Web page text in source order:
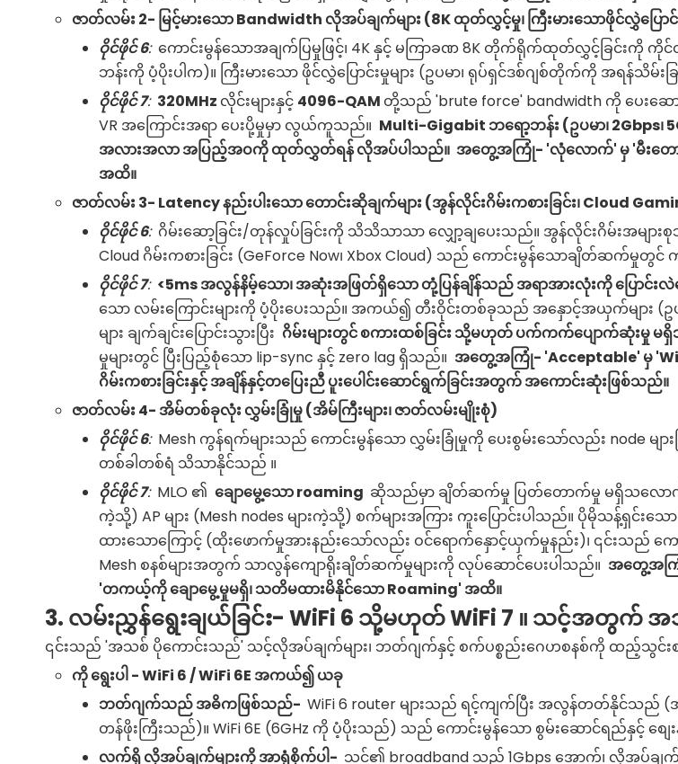
ဇာတ်လမ်း 2- မြင့်မားသော Bandwidth လိုအပ်ချက်များ (8K ထုတ်လွှင့်မှု၊ ကြီးမားသောဖိုင်လွှဲပြောင်း
ဝိုင်ဖိုင်6: ကောင်းမွန်သောအချက်ပြမှုဖြင့်၊ 4K နှင့် မကြာခဏ 8K တိုက်ရိုက်ထုတ်လွှင့်ခြင်းကို
ဘန်းကို ပံ့ပိုးပါက)။ ကြီးမားသော ဖိုင်လွှဲပြောင်းမှုများ (ဥပမာ၊ ရုပ်ရှင်ဒစ်ဂျစ်တိုက်ကို အရန်သိမ်
ဝိုင်ဖိုင်7: 320MHz လိုင်းများနှင့် 4096-QAM တို့သည် 'brute force' bandwidth ကို ပေးဆ
VR အကြောင်းအရာ ပေးပို့မှုမှာ လွယ်ကူသည်။ Multi-Gigabit ဘရော့ဘန်း (ဥပမာ၊ 2Gbps၊
အလားအလာ အပြည့်အဝကို ထုတ်လွှတ်ရန် လိုအပ်ပါသည်။ အတွေ့အကြုံ- 'လုံလောက်' မှ 'မီးတေ
အထိ။
ဇာတ်လမ်း 3- Latency နည်းပါးသော တောင်းဆိုချက်များ (အွန်လိုင်းဂိမ်းကစားခြင်း၊ Cloud
ဝိုင်ဖိုင်6: ဂိမ်းဆော့ခြင်း/တုန်လှုပ်ခြင်းကို သိသိသာသာ လျှော့ချပေးသည်။ အွန်လိုင်းဂိမ်းအမျ
Cloud ဂိမ်းကစားခြင်း (GeForce Now၊ Xbox Cloud) သည် ကောင်းမွန်သောချိတ်ဆက်မှုတွင်
ဝိုင်ဖိုင်7: <5ms အလွန်နိမ့်သော၊ အဆုံးအဖြတ်ရှိသော တုံ့ပြန်ချိန်သည် အရာအားလုံးကို ပြောင်း
သော လမ်းကြောင်းများကို ပံ့ပိုးပေးသည်။ အကယ်၍ တီးဝိုင်းတစ်ခုသည် အနှောင့်အယှက်များ (ဥ
များ ချက်ချင်းပြောင်းသွားပြီး ဂိမ်းများတွင် စကားထစ်ခြင်း သို့မဟုတ် ပက်ကက်ပျောက်ဆုံးမှု
မှုများတွင် ပြီးပြည့်စုံသော lip-sync နှင့် zero lag ရှိသည်။ အတွေ့အကြုံ- 'Acceptable' မှ
ဂိမ်းကစားခြင်းနှင့် အချိန်နှင့်တပြေးညီ ပူးပေါင်းဆောင်ရွက်ခြင်းအတွက် အကောင်းဆုံးဖြစ်သည်။
ဇာတ်လမ်း 4- အိမ်တစ်ခုလုံး လွှမ်းခြုံမှု (အိမ်ကြီးများ၊ ဇာတ်လမ်းမျိုးစုံ)
ဝိုင်ဖိုင်6: Mesh ကွန်ရက်များသည် ကောင်းမွန်သော လွှမ်းခြုံမှုကို ပေးစွမ်းသော်လည်း node မျ
တစ်ခါတစ်ရံ သိသာနိုင်သည် ။
ဝိုင်ဖိုင်7: MLO ၏ ချောမွေ့သော roaming ဆိုသည်မှာ ချိတ်ဆက်မှု ပြတ်တောက်မှု မရှိသလေ
ကဲ့သို့) AP များ (Mesh nodes များကဲ့သို့) စက်များအကြား ကူးပြောင်းပါသည်။ ပိုမိုသန့်ရှင်းသော
ထားသောကြောင့် (ထိုးဖောက်မှုအားနည်းသော်လည်း ဝင်ရောက်နှောင့်ယှက်မှုနည်း)၊ ၎င်းသည် ကေ
Mesh စနစ်များအတွက် သာလွန်ကျောရိုးချိတ်ဆက်မှုများကို လုပ်ဆောင်ပေးပါသည်။ အတွေ့အကြုံ
'တကယ့်ကို ချောမွေ့မှုမရှိ၊ သတိမထားမိနိုင်သော Roaming' အထိ။
3. လမ်းညွှန်ရွေးချယ်ခြင်း- WiFi 6 သို့မဟုတ် WiFi 7 ။ သင့်အတွက်
၎င်းသည် 'အသစ် ပိုကောင်းသည်' သင့်လိုအပ်ချက်များ၊ ဘတ်ဂျက်နှင့် စက်ပစ္စည်းဂေဟစနစ်ကို ထည့်သွင်းစဉ်
ကို ရွေးပါ -WiFi 6 /WiFi 6E အကယ်၍ ယခု
ဘတ်ဂျက်သည် အဓိကဖြစ်သည်- WiFi 6 router များသည် ရင့်ကျက်ပြီး အလွန်တတ်နိုင်သ
တန်ဖိုးကြီးသည်)။ WiFi 6E (6GHz ကို ပံ့ပိုးသည်) သည် ကောင်းမွန်သော စွမ်းဆောင်ရည်နှင့် စျ
လက်ရှိ လိုအပ်ချက်များကို အာရုံစိုက်ပါ- သင်၏ broadband သည် 1Gbps အောက်၊ လိုအပ်ချက်မ